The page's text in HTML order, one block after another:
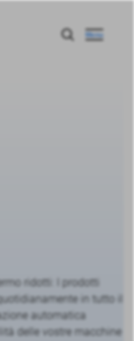
Menu
ridotti: I prodotti
in tutto il
automatica
delle vostre macchine